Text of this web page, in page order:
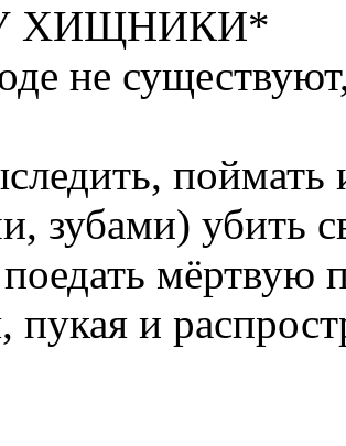
ХИЩНИКИ*
не
зубами) убить
мёртвую
пукая и